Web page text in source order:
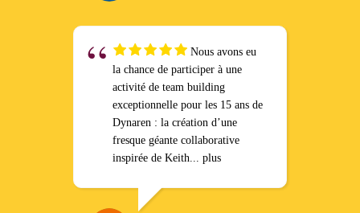
Nous avons eu
la chance de participer à une
activité de team building
exceptionnelle pour les 15 ans de
Dynaren : la création d’une
fresque géante collaborative
inspirée de Keith ... plus